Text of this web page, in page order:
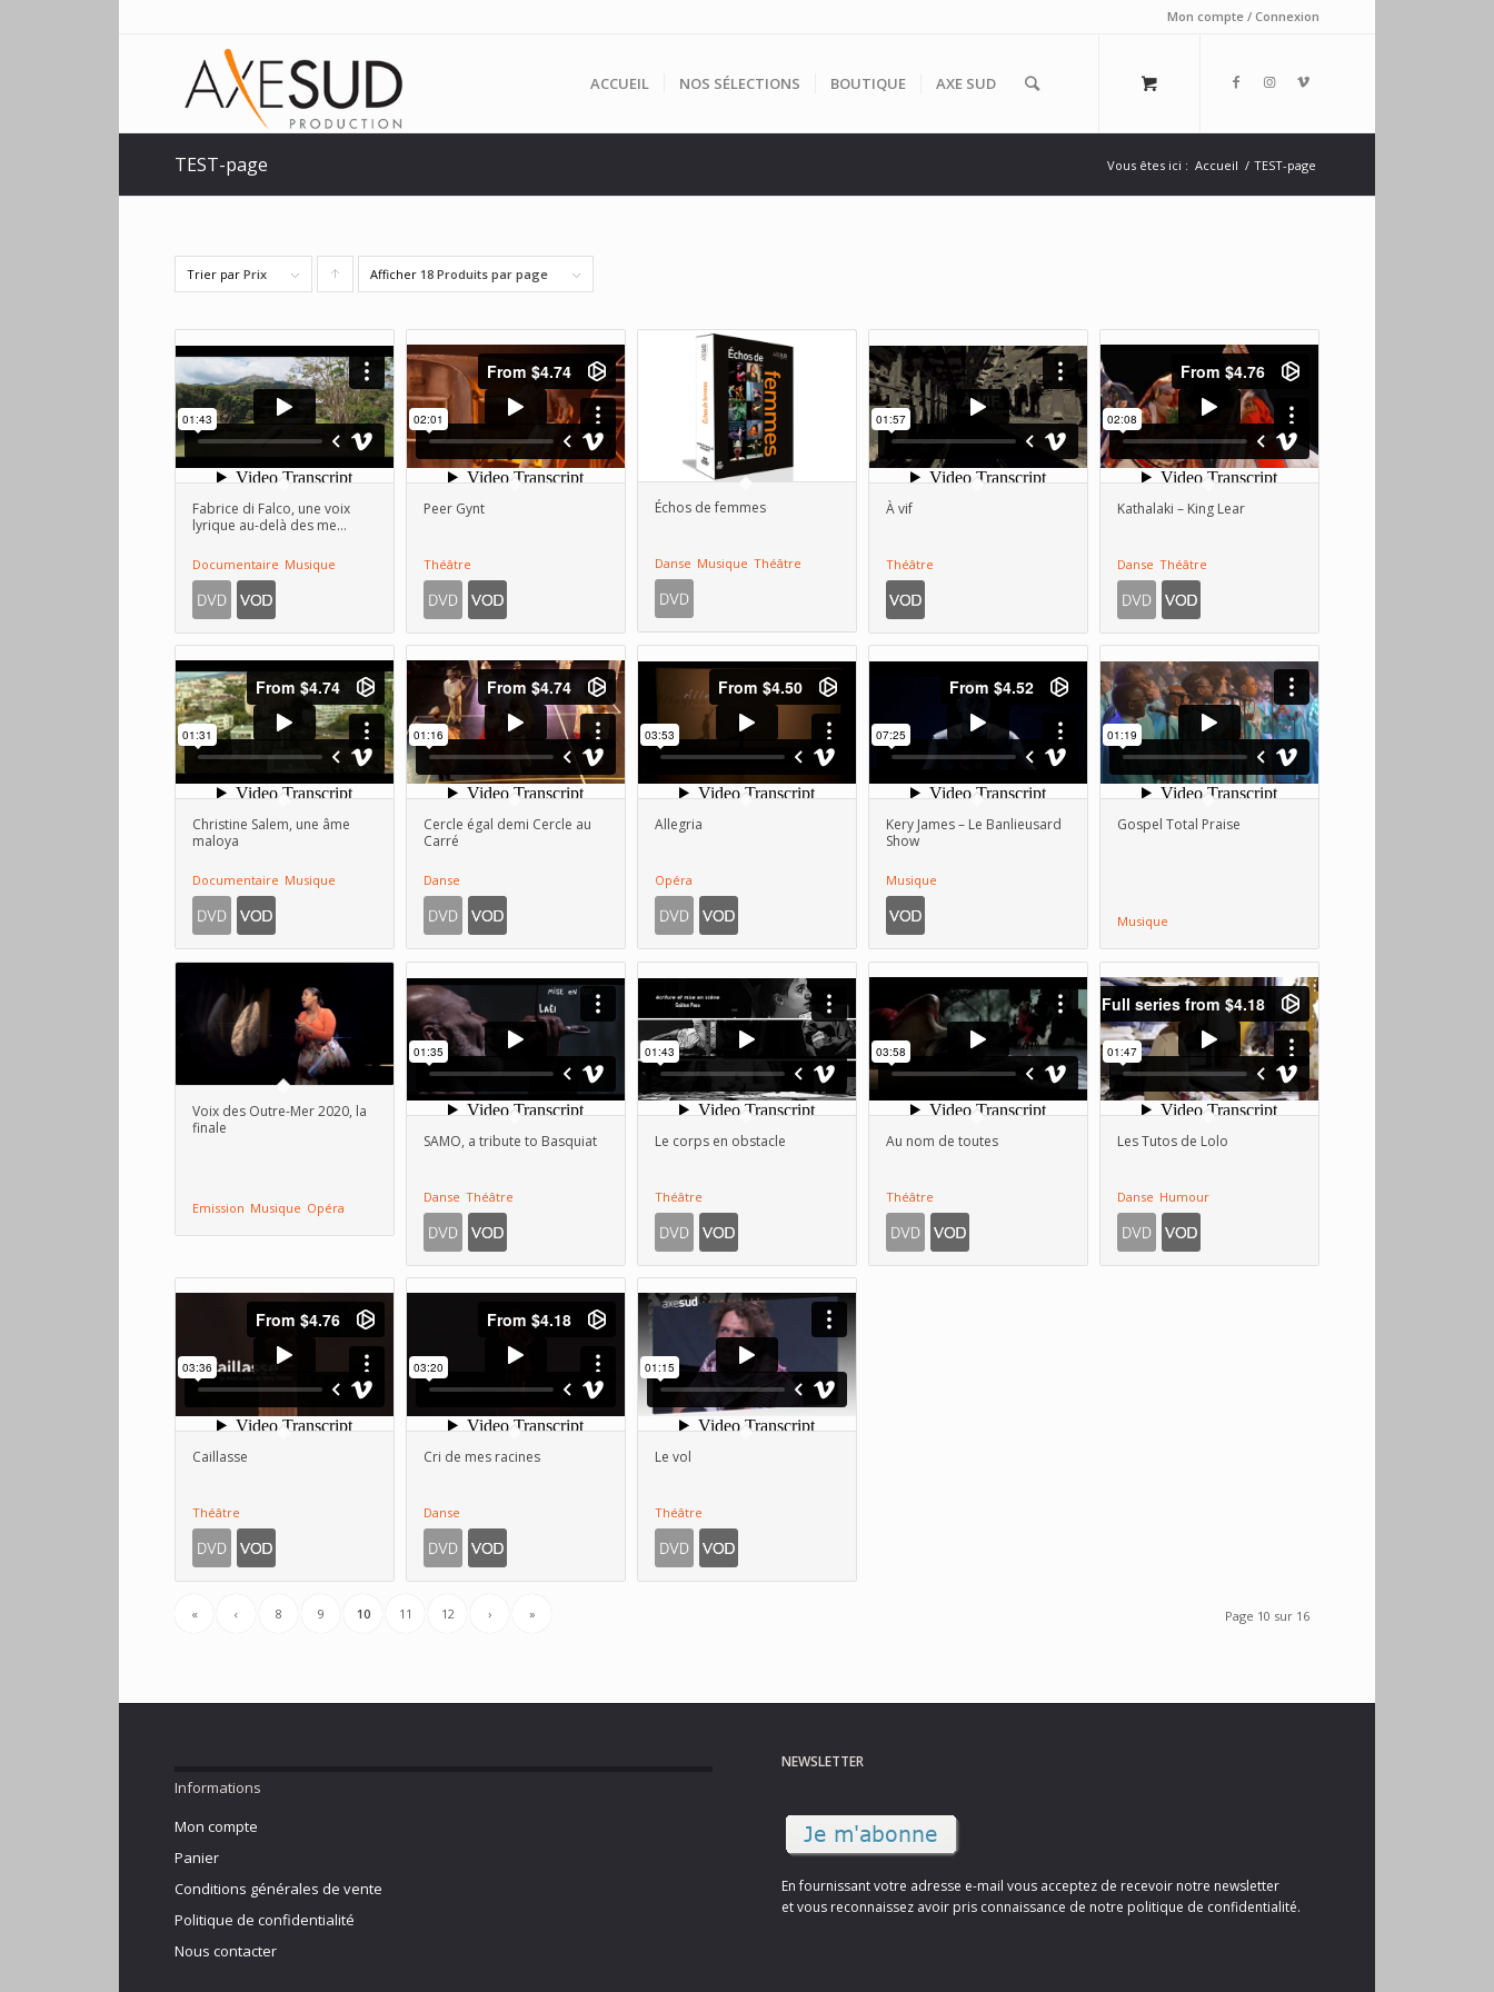
Mon compte / Connexion
ACCUEIL NOS SÉLECTIONS BOUTIQUE AXE SUD
TEST-page Vous êtes ici : Accueil / TEST-page
Trier par Prix Cliquer
trier
les
produits
en
ordre
ascendant
Afficher 18 Produits par page
Fabrice di Falco, une voix
lyrique au-delà des me...
Documentaire Musique
Peer Gynt
Théâtre
Échos de femmes
Danse Musique Théâtre
À vif
Théâtre
Kathalaki – King Lear
Danse Théâtre
Christine Salem, une âme
maloya
Documentaire Musique
Cercle égal demi Cercle au
Carré
Danse
Allegria
Opéra
Kery James – Le Banlieusard
Show
Musique
Gospel Total Praise
Musique
Voix des Outre-Mer 2020, la
finale
Emission Musique Opéra
SAMO, a tribute to Basquiat
Danse Théâtre
Le corps en obstacle
Théâtre
Au nom de toutes
Théâtre
Les Tutos de Lolo
Danse Humour
Caillasse
Théâtre
Cri de mes racines
Danse
Le vol
Théâtre
Page 10 sur 16
« ‹ 8 9 10 11 12 › »
Informations
Mon compte
Panier
Conditions générales de vente
Politique de confidentialité
Nous contacter
NEWSLETTER
En fournissant votre adresse e-mail vous acceptez de recevoir notre newsletter
et vous reconnaissez avoir pris connaissance de notre politique de confidentialité.